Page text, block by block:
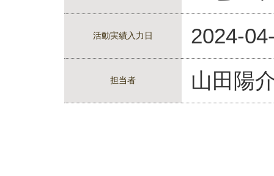
活動実績入力日 2024-
担当者 山田陽